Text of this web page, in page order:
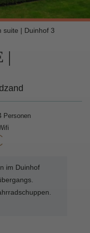
suite | Duinhof 3
|
4 Personen
Wifi
im Duinhof